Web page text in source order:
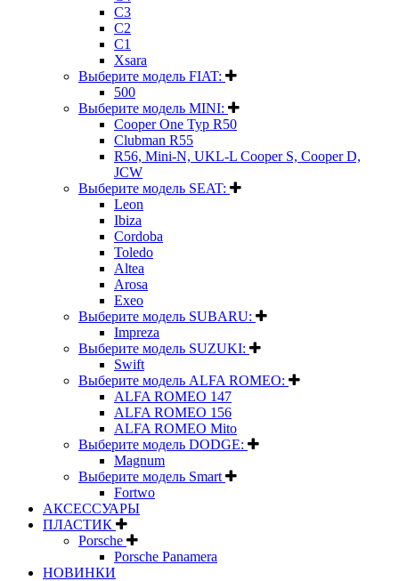
C3
C2
C1
Xsara
Выберите модель FIAT:
500
Выберите модель MINI:
Cooper One Typ R50
Clubman R55
R56, Mini-N, UKL-L Cooper S, Cooper D,
JCW
Выберите модель SEAT:
Leon
Ibiza
Cordoba
Toledo
Altea
Arosa
Exeo
Выберите модель SUBARU:
Impreza
Выберите модель SUZUKI:
Swift
Выберите модель ALFA ROMEO:
ALFA ROMEO 147
ALFA ROMEO 156
ALFA ROMEO Mito
Выберите модель DODGE:
Magnum
Выберите модель Smart
Fortwo
АКСЕССУАРЫ
ПЛАСТИК
Porsche
Porsche Panamera
НОВИНКИ